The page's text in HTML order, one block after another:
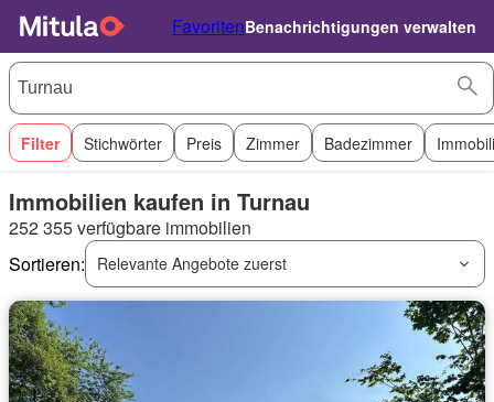
FavoritenBenachrichtigungen verwalten
Filter Stichwörter Preis Zimmer Badezimmer
Immobilien kaufen in Turnau
252 355 verfügbare immobilien
Sortieren:
Relevante Angebote zuerst